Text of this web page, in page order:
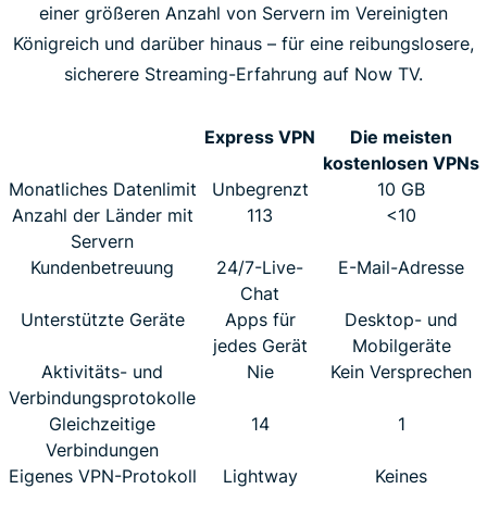
einer größeren Anzahl von Servern im Vereinigten
Königreich und darüber hinaus – für eine reibungslosere,
sicherere Streaming-Erfahrung auf Now TV.
Express VPN
Die meisten
kostenlosen VPNs
Monatliches Datenlimit
Unbegrenzt
10 GB
Anzahl der Länder mit
Servern
113 <10
Kundenbetreuung
24/7-Live-
Chat
E-Mail-Adresse
Unterstützte Geräte
Apps für
jedes Gerät
Desktop- und
Mobilgeräte
Aktivitäts- und
Verbindungsprotokolle
Nie Kein Versprechen
Gleichzeitige
Verbindungen
14 1
Eigenes VPN-Protokoll Lightway Keines